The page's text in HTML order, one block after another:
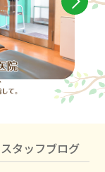
スタッフブログ